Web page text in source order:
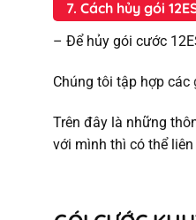
7. Cách hủy gói
– Để hủy gói cước
Chúng tôi tập hợp các
Trên đây là những
với mình thì có thể